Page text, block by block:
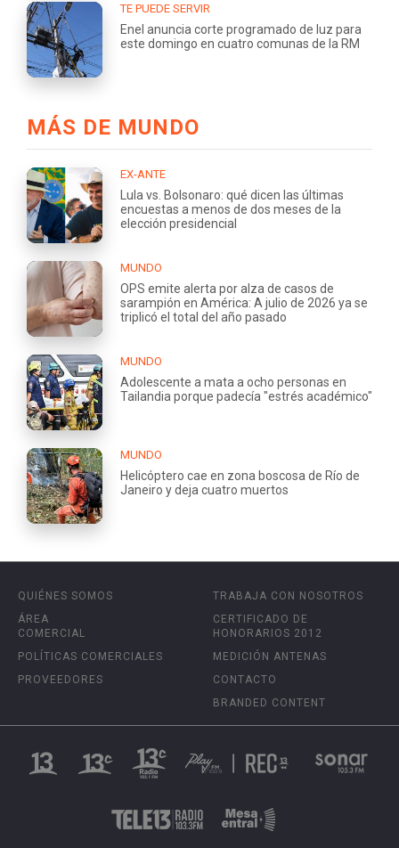
TE PUEDE SERVIR
Enel anuncia corte programado de luz para
este domingo en cuatro comunas de la RM
MÁS DE MUNDO
EX-ANTE
Lula vs. Bolsonaro: qué dicen las últimas
encuestas a menos de dos meses de la
elección presidencial
MUNDO
OPS emite alerta por alza de casos de
sarampión en América: A julio de 2026 ya se
triplicó el total del año pasado
MUNDO
Adolescente a mata a ocho personas en
Tailandia porque padecía "estrés académico"
MUNDO
Helicóptero cae en zona boscosa de Río de
Janeiro y deja cuatro muertos
QUIÉNES SOMOS
ÁREA
COMERCIAL
POLÍTICAS COMERCIALES
PROVEEDORES
TRABAJA CON NOSOTROS
CERTIFICADO DE
HONORARIOS 2012
MEDICIÓN ANTENAS
CONTACTO
BRANDED CONTENT